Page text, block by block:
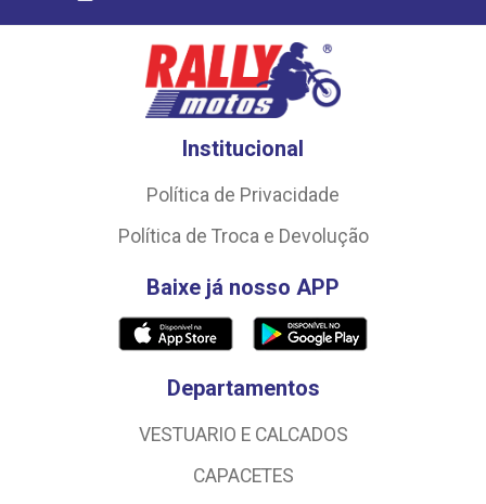
Institucional
Política de Privacidade
Política de Troca e Devolução
Baixe já nosso APP
Departamentos
VESTUARIO E CALCADOS
CAPACETES